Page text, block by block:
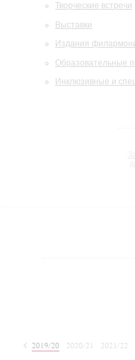
Творческие встречи
Выставки
Издания
Образовательные
Инклюзивные и
2019/20 2020/21 2021/22